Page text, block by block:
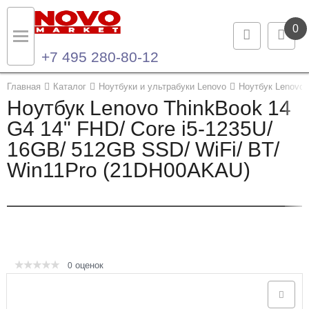
0
+7 495 280-80-12
Главная Каталог Ноутбуки и ультрабуки Lenovo Ноутбук Lenovo
Ноутбук Lenovo ThinkBook 14
G4 14" FHD/ Core i5-1235U/
16GB/ 512GB SSD/ WiFi/ BT/
Win11Pro (21DH00AKAU)
0 оценок
Назад
Каталог продукции
Ноутбуки и ультрабуки
Компьютеры
Опции и комплектующие
Назад
Контакты
Контактная информация